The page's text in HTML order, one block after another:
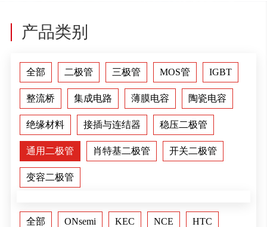
产品类别
全部 二极管 三极管 MOS管 IGBT
整流桥 集成电路 薄膜电容 陶瓷电容
绝缘材料 接插与连结器 稳压二极管
通用二极管 肖特基二极管 开关二极管
变容二极管
全部 ONsemi KEC NCE HTC